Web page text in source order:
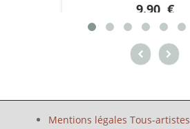
9.90 €
Mentions légales Tous-artistes